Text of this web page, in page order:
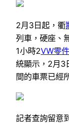
2月3日起，衢
列車，硬座、
1小時2VW零件
統顯示，2月3
間的車票已經
記者查詢留意